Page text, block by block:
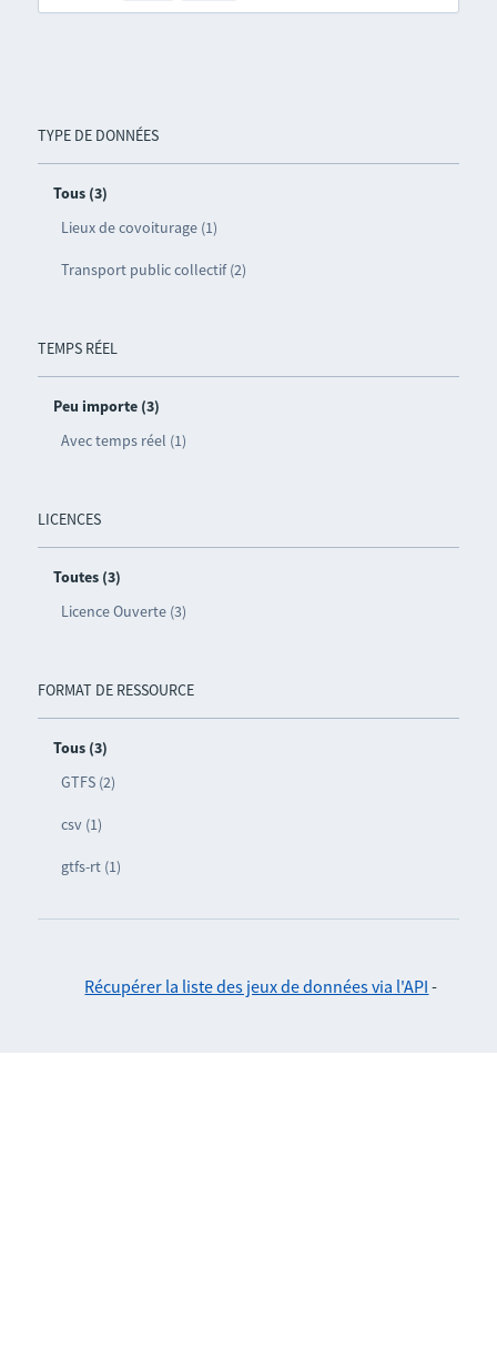
TYPE DE DONNÉES
Tous (3)
Lieux de covoiturage (1)
Transport public collectif (2)
TEMPS RÉEL
Peu importe (3)
Avec temps réel (1)
LICENCES
Toutes (3)
Licence Ouverte (3)
FORMAT DE RESSOURCE
Tous (3)
GTFS (2)
csv (1)
gtfs-rt (1)
Récupérer la liste des jeux de données via l'API -